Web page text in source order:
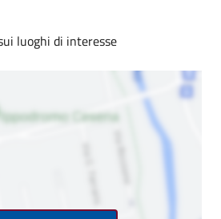
luoghi di interesse